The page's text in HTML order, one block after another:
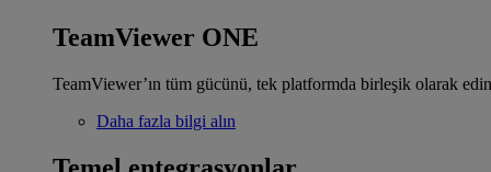
TeamViewer ONE
TeamViewer’ın tüm gücünü, tek platformda birleşik olarak
Daha fazla bilgi alın